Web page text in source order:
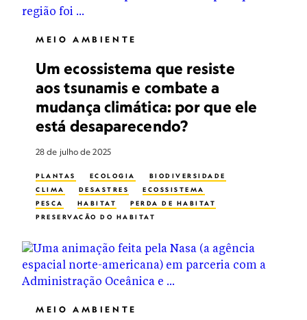
MEIO AMBIENTE
Um ecossistema que resiste
aos tsunamis e combate a
mudança climática: por que ele
está desaparecendo?
28 de julho de 2025
PLANTAS ECOLOGIA
BIODIVERSIDADE
CLIMA
DESASTRES
ECOSSISTEMA
PESCA
HABITAT
PERDA DE HABITAT
PRESERVAÇÃO DO HABITAT
BIODIVERSIDADE TERRESTRE
MEIO AMBIENTE